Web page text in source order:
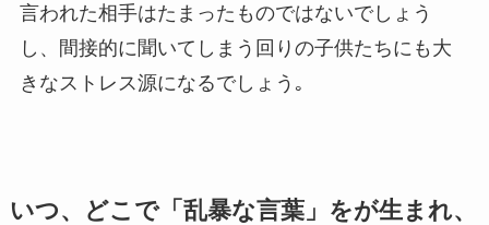
言われた相手はたまったものではないでしょう
し、間接的に聞いてしまう回りの子供たちにも大
きなストレス源になるでしょう｡
いつ、どこで「乱暴な言葉」をが生まれ、